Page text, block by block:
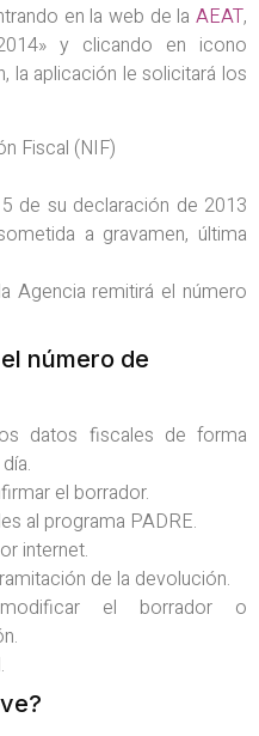
en la web de la AEAT,
y clicando en icono
la aplicación le solicitará los
Fiscal (NIF)
de su declaración de 2013
a gravamen, última
Agencia remitirá el número
número de
datos fiscales de forma
el borrador.
al programa PADRE.
internet.
de la devolución.
el borrador o